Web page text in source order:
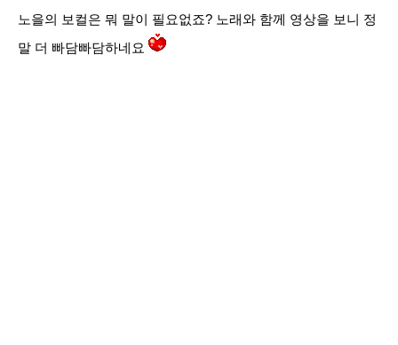
노을의 보컬은 뭐 말이 필요없죠? 노래와 함께 영상을 보니 정
말 더 빠담빠담하네요